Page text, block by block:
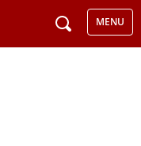
MENU